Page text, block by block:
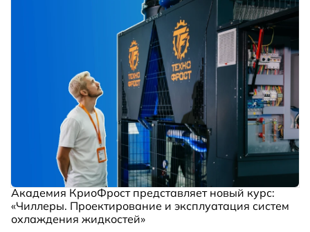
Академия КриоФрост представляет новый курс:
«Чиллеры. Проектирование и эксплуатация систем
охлаждения жидкостей»